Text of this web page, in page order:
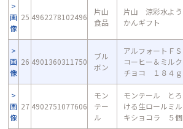
画
像
25 4962278102496
片山
食品
片山 涼彩水よう
かんギフト
画
像
26 4901360311750
ブル
ボン
アルフォートＦＳ
コーヒー＆ミルク
チョコ １８４ｇ
画
像
27 4902751077606
モン
テー
ル
モンテール とろ
ける生ロールミル
キショコラ ５個